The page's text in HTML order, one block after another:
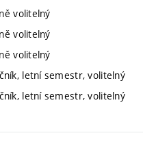
volitelný
volitelný
volitelný
letní semestr, volitelný
letní semestr, volitelný